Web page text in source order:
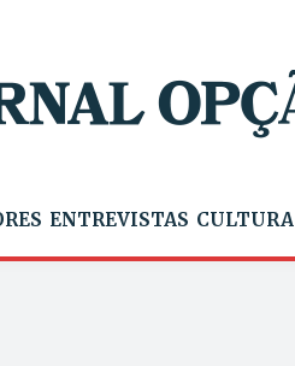
ENTREVISTAS CULTURA